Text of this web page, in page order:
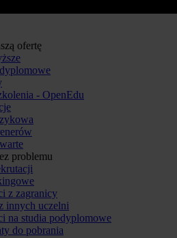
ofertę
- OpenEdu
problemu
z zagranicy
innych uczelni
na studia podyplomowe
do pobrania